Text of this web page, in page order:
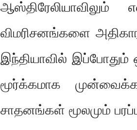
விமரிசனங்களை
இந்தியாவில் இப்போதும்
மூர்க்கமாக
சாதனங்கள் மூலமும் பரப்ப